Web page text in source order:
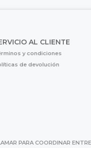
AL CLIENTE
y condiciones
de devolución
PARA COORDINAR